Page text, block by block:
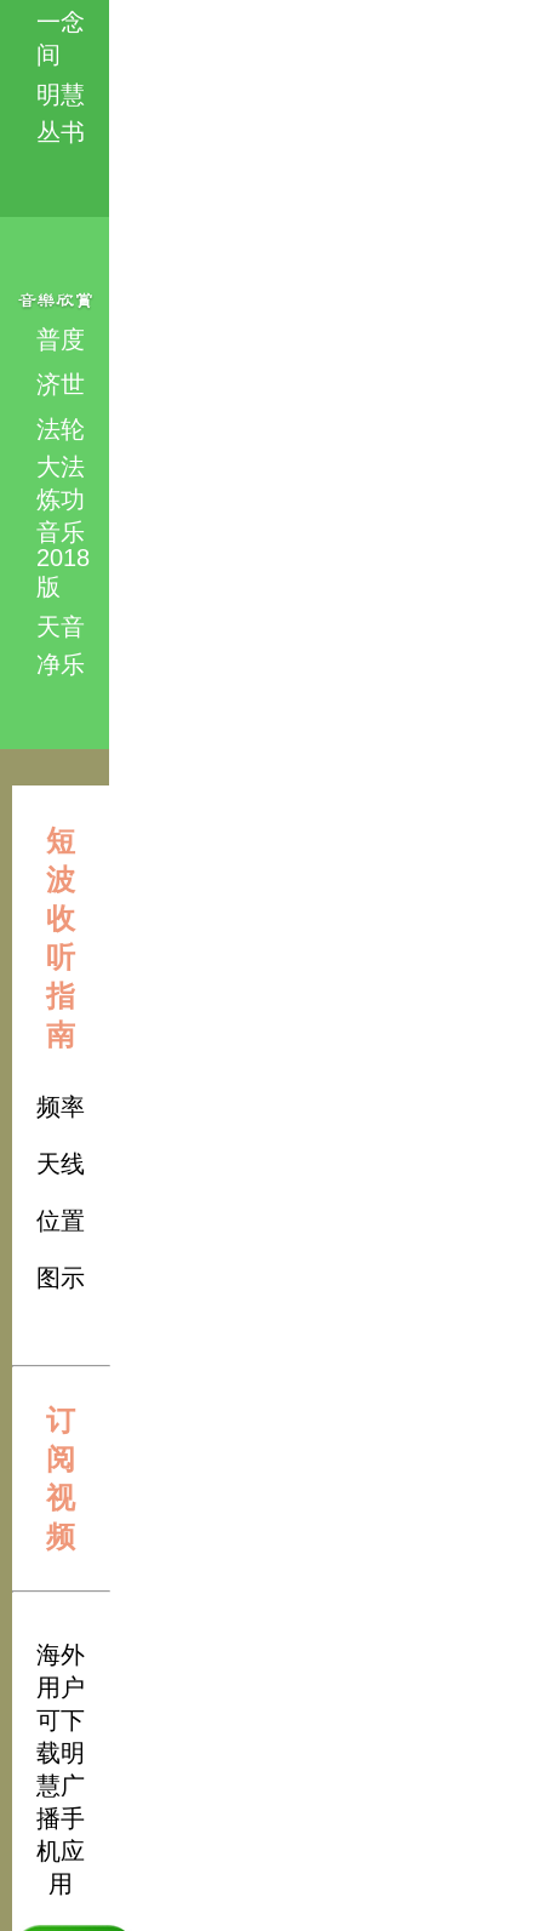
一念
间
明慧
丛书
普度
济世
法轮
大法
炼功
音乐
2018
版
天音
净乐
短
波
收
听
指
南
频率
天线
位置
图示
订
阅
视
频
海外
用户
可下
载明
慧广
播手
机应
用